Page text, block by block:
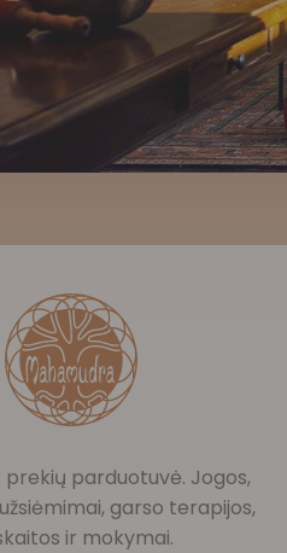
parduotuvė. Jogos,
garso terapijos,
ir mokymai.